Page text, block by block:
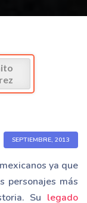
SEPTIEMBRE, 2013
ya que
personajes más
Su legado